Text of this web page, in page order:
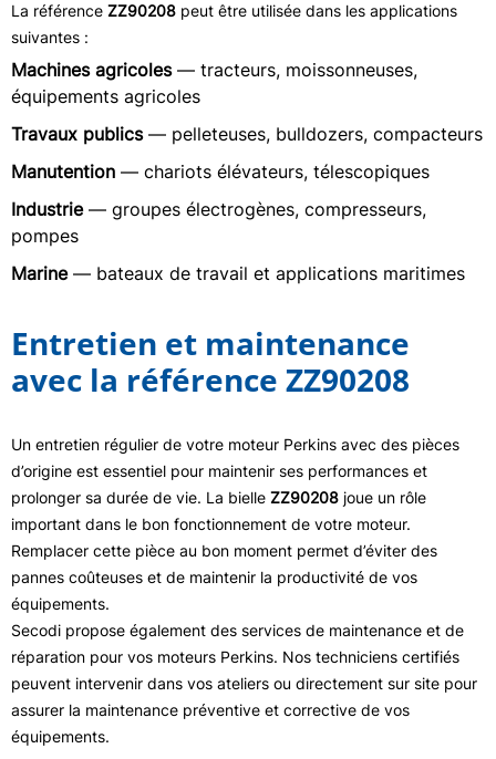
La référence ZZ90208 peut être utilisée dans les applications
suivantes :
Machines agricoles— tracteurs, moissonneuses,
équipements agricoles
Travaux publics— pelleteuses, bulldozers, compacteurs
Manutention — chariots élévateurs, télescopiques
Industrie— groupes électrogènes, compresseurs,
pompes
Marine— bateaux de travail et applications maritimes
Entretien et maintenance
avec la référence ZZ90208
Un entretien régulier de votre moteur Perkins avec des pièces
d’origine est essentiel pour maintenir ses performances et
prolonger sa durée de vie. La bielle ZZ90208 joue un rôle
important dans le bon fonctionnement de votre moteur.
Remplacer cette pièce au bon moment permet d’éviter des
pannes coûteuses et de maintenir la productivité de vos
équipements.
Secodi propose également des services de maintenance et de
réparation pour vos moteurs Perkins. Nos techniciens certifiés
peuvent intervenir dans vos ateliers ou directement sur site pour
assurer la maintenance préventive et corrective de vos
équipements.